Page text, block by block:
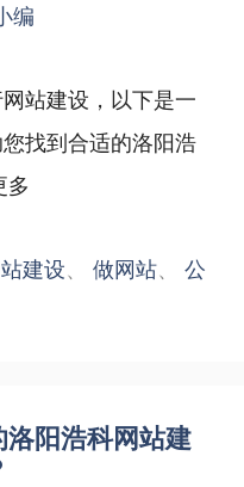
编
站建设，以下是一
找到合适的洛阳浩
多
建设、 做网站、 公
阳浩科网站建